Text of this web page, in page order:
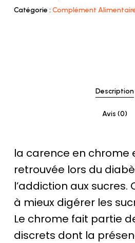
Catégorie : Complément
Description
Avis (0)
la carence en chrome
retrouvée lors du
l’addiction aux sucres.
à mieux digérer les
Le chrome fait partie
discrets dont la